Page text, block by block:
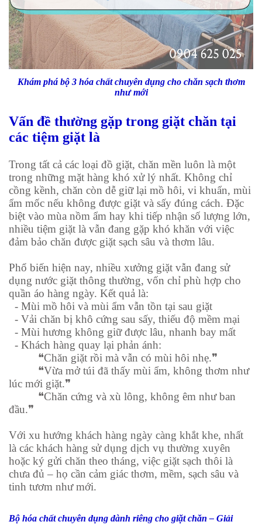
Khám phá bộ 3 hóa chất chuyên dụng cho chăn sạch thơm
như mới
Vấn đề thường gặp trong giặt chăn tại
các tiệm giặt là
Trong tất cả các loại đồ giặt, chăn mền luôn là một
trong những mặt hàng khó xử lý nhất. Không chỉ
cồng kềnh, chăn còn dễ giữ lại mồ hôi, vi khuẩn, mùi
ẩm mốc nếu không được giặt và sấy đúng cách. Đặc
biệt vào mùa nồm ẩm hay khi tiếp nhận số lượng lớn,
nhiều tiệm giặt là vẫn đang gặp khó khăn với việc
đảm bảo chăn được giặt sạch sâu và thơm lâu.
Phổ biến hiện nay, nhiều xưởng giặt vẫn đang sử
dụng nước giặt thông thường, vốn chỉ phù hợp cho
quần áo hàng ngày. Kết quả là:
- Mùi mồ hôi và mùi ẩm vẫn tồn tại sau giặt
- Vải chăn bị khô cứng sau sấy, thiếu độ mềm mại
- Mùi hương không giữ được lâu, nhanh bay mất
- Khách hàng quay lại phản ánh:
❝Chăn giặt rồi mà vẫn có mùi hôi nhẹ.❞
❝Vừa mở túi đã thấy mùi ẩm, không thơm như
lúc mới giặt.❞
❝Chăn cứng và xù lông, không êm như ban
đầu.❞
Với xu hướng khách hàng ngày càng khắt khe, nhất
là các khách hàng sử dụng dịch vụ thường xuyên
hoặc ký gửi chăn theo tháng, việc giặt sạch thôi là
chưa đủ – họ cần cảm giác thơm, mềm, sạch sâu và
tinh tươm như mới.
Bộ hóa chất chuyên dụng dành riêng cho giặt chăn – Giải